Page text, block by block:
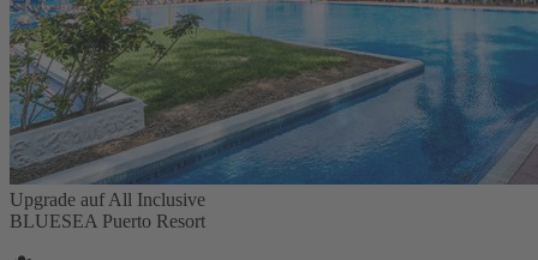
Upgrade auf All Inclusive
BLUESEA Puerto Resort